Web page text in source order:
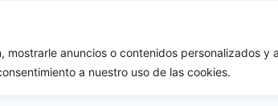
anuncios o contenidos personalizados y
a nuestro uso de las cookies.
Inici Destins Qui som?